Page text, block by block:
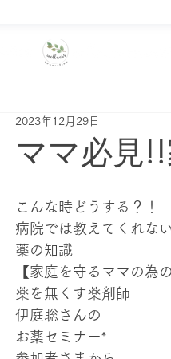
ママ必見
2023年12月29日
こんな時どうする？！
病院では教えてくれな
薬の知識
【家庭を守るママの為
薬を無くす薬剤師
伊庭聡さんの
お薬セミナー*